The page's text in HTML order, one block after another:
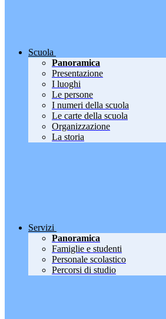
Scuola
Panoramica
Presentazione
I luoghi
Le persone
I numeri della scuola
Le carte della scuola
Organizzazione
La storia
Servizi
Panoramica
Famiglie e studenti
Personale scolastico
Percorsi di studio